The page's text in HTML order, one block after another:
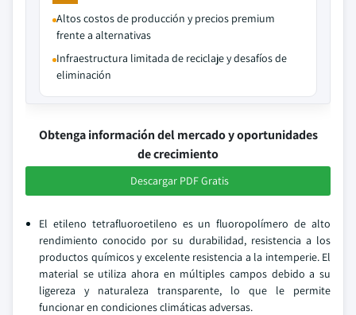
Altos costos de producción y precios premium
frente a alternativas
Infraestructura limitada de reciclaje y desafíos de
eliminación
Obtenga información del mercado y oportunidades
de crecimiento
Descargar PDF Gratis
El etileno tetrafluoroetileno es un fluoropolímero de alto
rendimiento conocido por su durabilidad, resistencia a los
productos químicos y excelente resistencia a la intemperie. El
material se utiliza ahora en múltiples campos debido a su
ligereza y naturaleza transparente, lo que le permite
funcionar en condiciones climáticas adversas.